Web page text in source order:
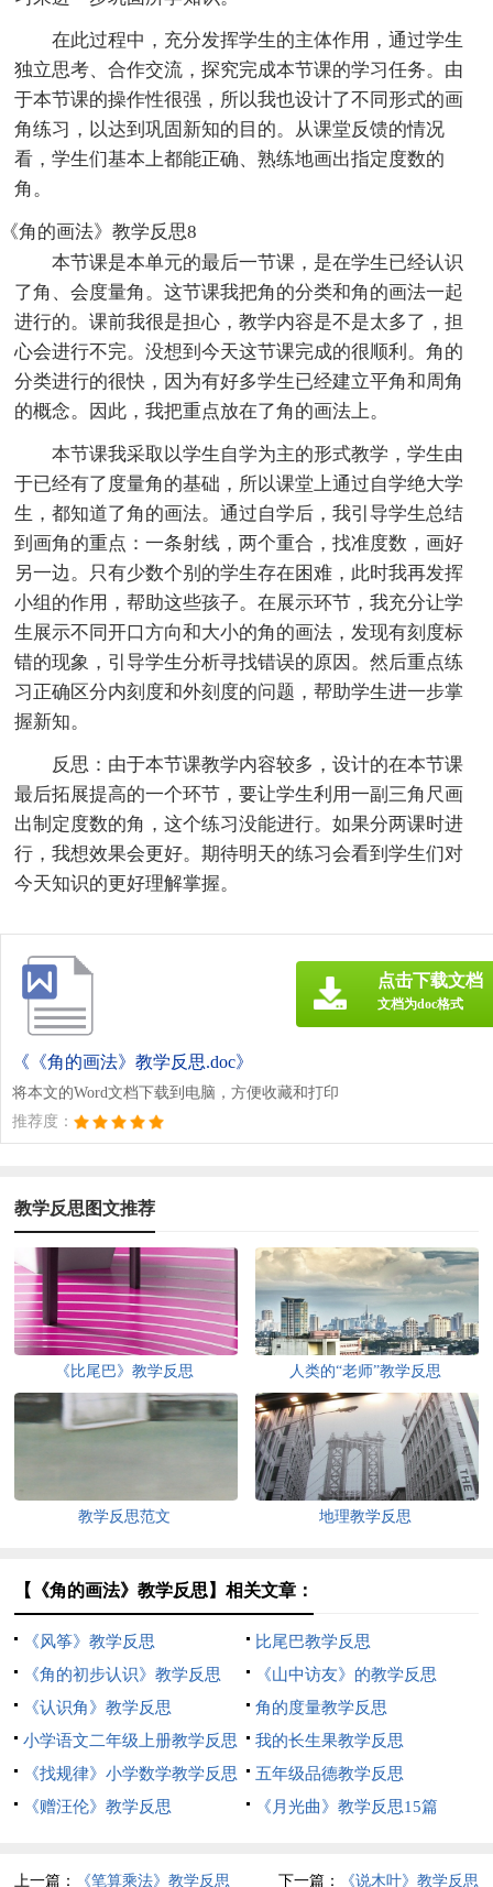
在此过程中，充分发挥学生的主体作用，通过学生
独立思考、合作交流，探究完成本节课的学习任务。由
于本节课的操作性很强，所以我也设计了不同形式的画
角练习，以达到巩固新知的目的。从课堂反馈的情况
看，学生们基本上都能正确、熟练地画出指定度数的
角。
《角的画法》教学反思8
本节课是本单元的最后一节课，是在学生已经认识
了角、会度量角。这节课我把角的分类和角的画法一起
进行的。课前我很是担心，教学内容是不是太多了，担
心会进行不完。没想到今天这节课完成的很顺利。角的
分类进行的很快，因为有好多学生已经建立平角和周角
的概念。因此，我把重点放在了角的画法上。
本节课我采取以学生自学为主的形式教学，学生由
于已经有了度量角的基础，所以课堂上通过自学绝大学
生，都知道了角的画法。通过自学后，我引导学生总结
到画角的重点：一条射线，两个重合，找准度数，画好
另一边。只有少数个别的学生存在困难，此时我再发挥
小组的作用，帮助这些孩子。在展示环节，我充分让学
生展示不同开口方向和大小的角的画法，发现有刻度标
错的现象，引导学生分析寻找错误的原因。然后重点练
习正确区分内刻度和外刻度的问题，帮助学生进一步掌
握新知。
反思：由于本节课教学内容较多，设计的在本节课
最后拓展提高的一个环节，要让学生利用一副三角尺画
出制定度数的角，这个练习没能进行。如果分两课时进
行，我想效果会更好。期待明天的练习会看到学生们对
今天知识的更好理解掌握。
《《角的画法》教学反思.doc》
将本文的Word文档下载到电脑，方便收藏和打印
推荐度：
点击下载文档
文档为doc格式
教学反思图文推荐
《比尾巴》教学反思 人类的“老师”教学反思
教学反思范文 地理教学反思
【《角的画法》教学反思】相关文章：
《风筝》教学反思
比尾巴教学反思
《角的初步认识》教学反思
《山中访友》的教学反思
《认识角》教学反思
角的度量教学反思
小学语文二年级上册教学反思
我的长生果教学反思
《找规律》小学数学教学反思
五年级品德教学反思
《赠汪伦》教学反思
《月光曲》教学反思15篇
上一篇： 《笔算乘法》教学反思 下一篇： 《说木叶》教学反思